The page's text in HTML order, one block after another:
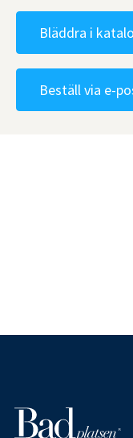
Bläddra i
Beställ via e-